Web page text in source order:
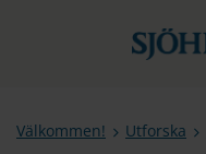
Välkommen! Utforska